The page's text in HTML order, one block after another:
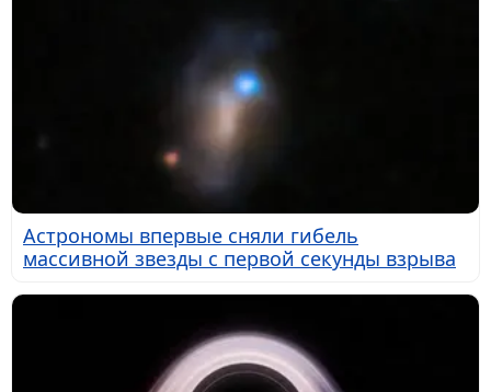
Астрономы впервые сняли гибель
массивной звезды с первой секунды взрыва